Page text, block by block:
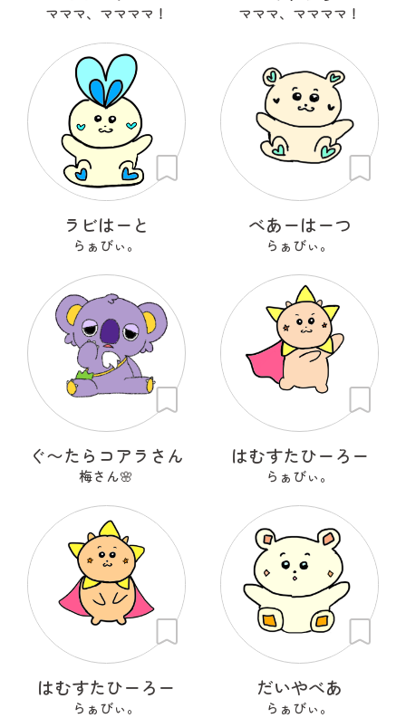
マママ、ママママ！ マママ、ママママ！
ラビはーと
らぁびぃ。
べあーはーつ
らぁびぃ。
ぐ〜たらコアラさん
梅さん🌸
はむすたひーろー
らぁびぃ。
はむすたひーろー
らぁびぃ。
だいやべあ
らぁびぃ。